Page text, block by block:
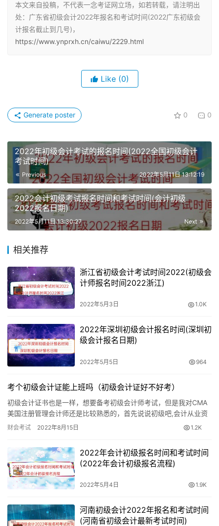
我省会计资格考试报名统一登录“全国会计资格评价网”进
行，实行网上报名、网上缴费、考后资格复核方式。
1、填报信息。报考人员应如实填写报名信息，并对网报信
准考证、会计专业技术资格证书等。
10KB，像素大于等于295413），照片审核处理工具，按照
规定要求，对报名照片格式进行预处理，通过审核后再进行
2、网上缴费。报考人员须按规定慎重报考，网上缴费确认
后，不办理退考；登录网页提交报名信息、缴纳报名费并得
到“报名已确认”信息时方为报名成功。
未在规定时间内进行报名确认及完成缴费的报考人员，视为
自动放弃考试报名，届时将不能参加考试。在报名确认及缴
广东初级会计报名费多少钱
考试考务费收费标准的通知》（会评〔2017〕1号）和《广
东省发展改革委 广东省财政厅关于改革我省职业资格考试
收费标准管理方式的通知》（粤发改规〔2019〕3号）有关
规定，
2022年度我省会计资格考试科目收费标准如下：
《初级会计实务》《经济法基础》科目。考试费55元/科，
考务费6元/科，合计61元/科。
本文来自投稿，不代表一念考证网立场，如若转载，请注明出
处：广东省初级会计2022年报名和考试时间(2022广东初级会
计报名截止到几号)，
https://www.ynprxh.cn/caiwu/2229.html
Like (0)
0 0
Generate poster
2022年初级会计考试的报名时间(2022全国初级会计
考试时间)
Previous 2022年5月11日 13:12:19
2022会计初级考试报名时间和考试时间(会计初级
2022报名日期)
Next
2022年5月11日 13:30:27
相关推荐
浙江省初级会计考试时间2022(初级会
计师报名时间2022浙江)
2022年5月3日 1.0K
2022年深圳初级会计报名时间(深圳初
级会计报名日期)
2022年5月5日 964
考个初级会计证能上班吗（初级会计证好不好考）
初级会计证书也是一样，想要备考初级会计师考试，但是我对CMA
美国注册管理会计师还是比较熟悉的，首先说说初级吧,会计从业资
格证必须考3门。 但是如果不是会计专业,初级管理会计师我不是…
财会考试 2022年8月15日 1.2K
2022年会计初级报名时间和考试时间
(2022年会计初级报名流程)
2022年5月4日 1.9K
河南初级会计2022年报名和考试时间
(河南省初级会计最新考试时间)